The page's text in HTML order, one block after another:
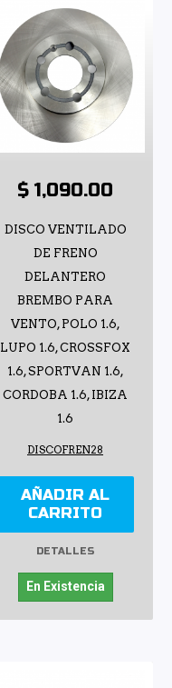
$ 1,090.00
DISCO VENTILADO
DE FRENO
DELANTERO
BREMBO PARA
VENTO, POLO 1.6,
LUPO 1.6, CROSSFOX
1.6, SPORTVAN 1.6,
CORDOBA 1.6, IBIZA
1.6
DISCOFREN28
AÑADIR AL
CARRITO
DETALLES
En Existencia